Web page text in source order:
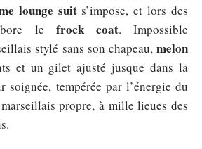
lounge suits’impose, et lors des
le frock coat. Impossible
stylé sans son chapeau, melon
et un gilet ajusté jusque dans la
soignée, tempérée par l’énergie du
propre, à mille lieues des